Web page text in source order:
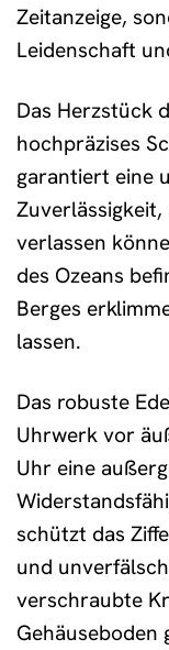
Zeitanzeige,
Leidenschaft
Das Herzstück
hochpräzises
garantiert eine
Zuverlässigkeit,
verlassen
des Ozeans
Berges
lassen.
Das robuste
Uhrwerk vor
Uhr eine
schützt das
und
verschraubte
Gehäuseboden